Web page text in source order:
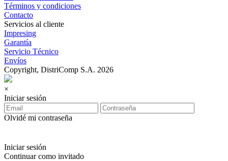
Términos y condiciones
Contacto
Servicios al cliente
Impresing
Garantía
Servicio Técnico
Envíos
Copyright, DistriComp S.A. 2026
×
Iniciar sesión
Olvidé mi contraseña
Iniciar sesión
Continuar como invitado